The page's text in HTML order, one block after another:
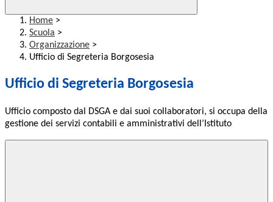
Home >
Scuola >
Organizzazione >
Ufficio di Segreteria Borgosesia
Ufficio di Segreteria Borgosesia
Ufficio composto dal DSGA e dai suoi collaboratori, si occupa della
gestione dei servizi contabili e amministrativi dell’Istituto